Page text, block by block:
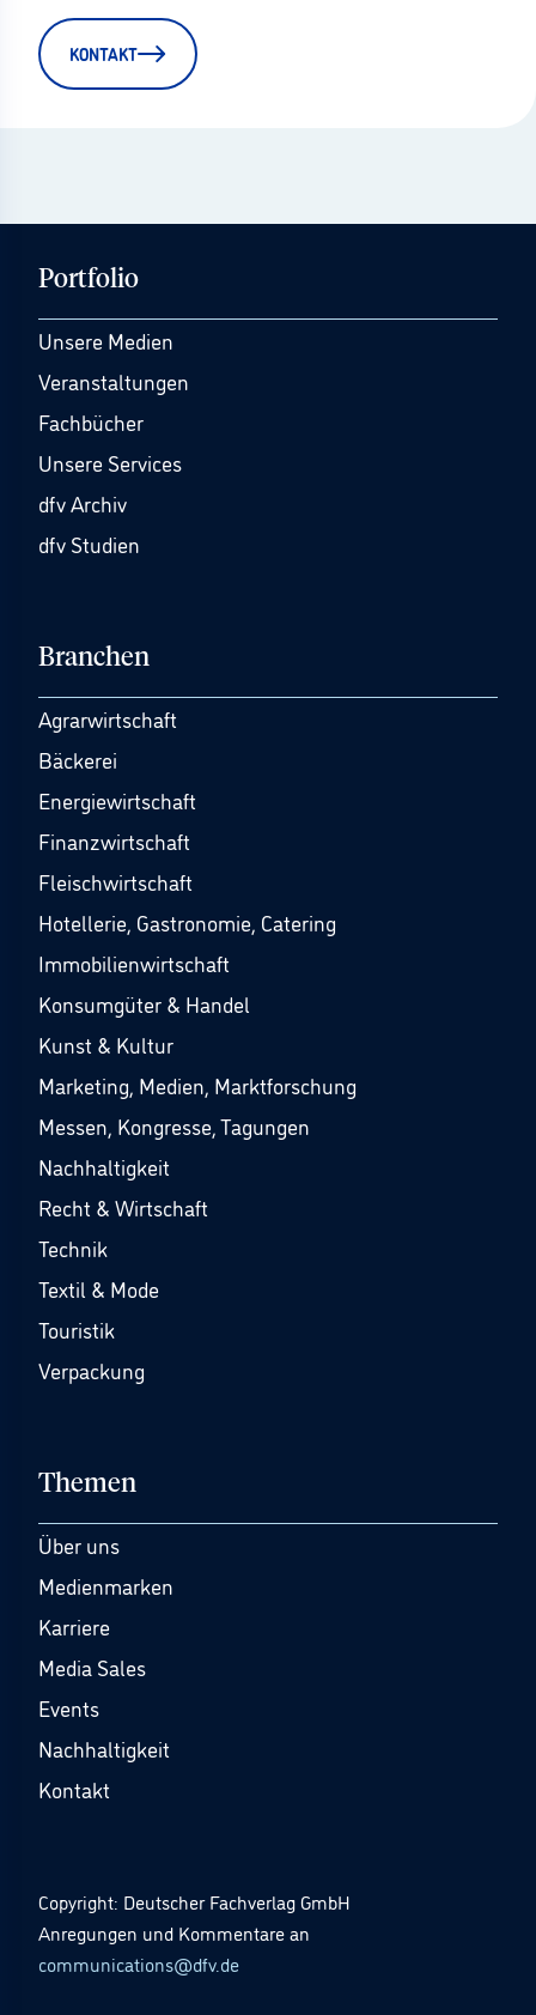
KONTAKT
Portfolio
Unsere Medien
Veranstaltungen
Fachbücher
Unsere Services
dfv Archiv
dfv Studien
Branchen
Agrarwirtschaft
Bäckerei
Energiewirtschaft
Finanzwirtschaft
Fleischwirtschaft
Hotellerie, Gastronomie, Catering
Immobilienwirtschaft
Konsumgüter & Handel
Kunst & Kultur
Marketing, Medien, Marktforschung
Messen, Kongresse, Tagungen
Nachhaltigkeit
Recht & Wirtschaft
Technik
Textil & Mode
Touristik
Verpackung
Themen
Über uns
Medienmarken
Karriere
Media Sales
Events
Nachhaltigkeit
Kontakt
Copyright: Deutscher Fachverlag GmbH
Anregungen und Kommentare an
communications@dfv.de